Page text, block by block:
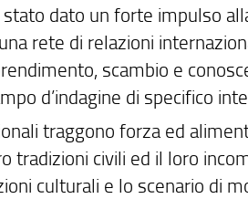
dato un forte impulso
rete di relazioni
scambio e
d’indagine di specifico
traggono forza ed
tradizioni civili ed il loro
culturali e lo scenario di